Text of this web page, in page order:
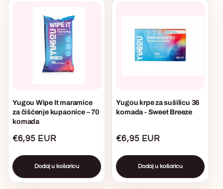
Yugou Wipe It maramice
za čišćenje kupaonice – 70
komada
Uobičajena
€6,95 EUR
Dodaj u košaricu
Yugou krpe za sušilicu 36
komada - Sweet Breeze
Uobičajena
€6,95 EUR
Dodaj u košaricu